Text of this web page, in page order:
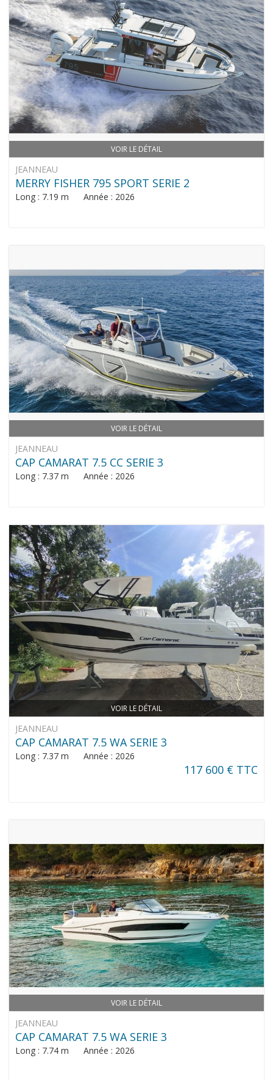
VOIR LE DÉTAIL
JEANNEAU
MERRY FISHER 795 SPORT SERIE 2
Long : 7.19 m Année : 2026
VOIR LE DÉTAIL
JEANNEAU
CAP CAMARAT 7.5 CC SERIE 3
Long : 7.37 m Année : 2026
VOIR LE DÉTAIL
JEANNEAU
CAP CAMARAT 7.5 WA SERIE 3
Long : 7.37 m Année : 2026
117 600 € TTC
VOIR LE DÉTAIL
JEANNEAU
CAP CAMARAT 7.5 WA SERIE 3
Long : 7.74 m Année : 2026